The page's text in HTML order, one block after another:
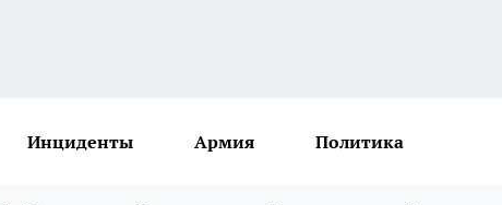
Инциденты Армия Политика